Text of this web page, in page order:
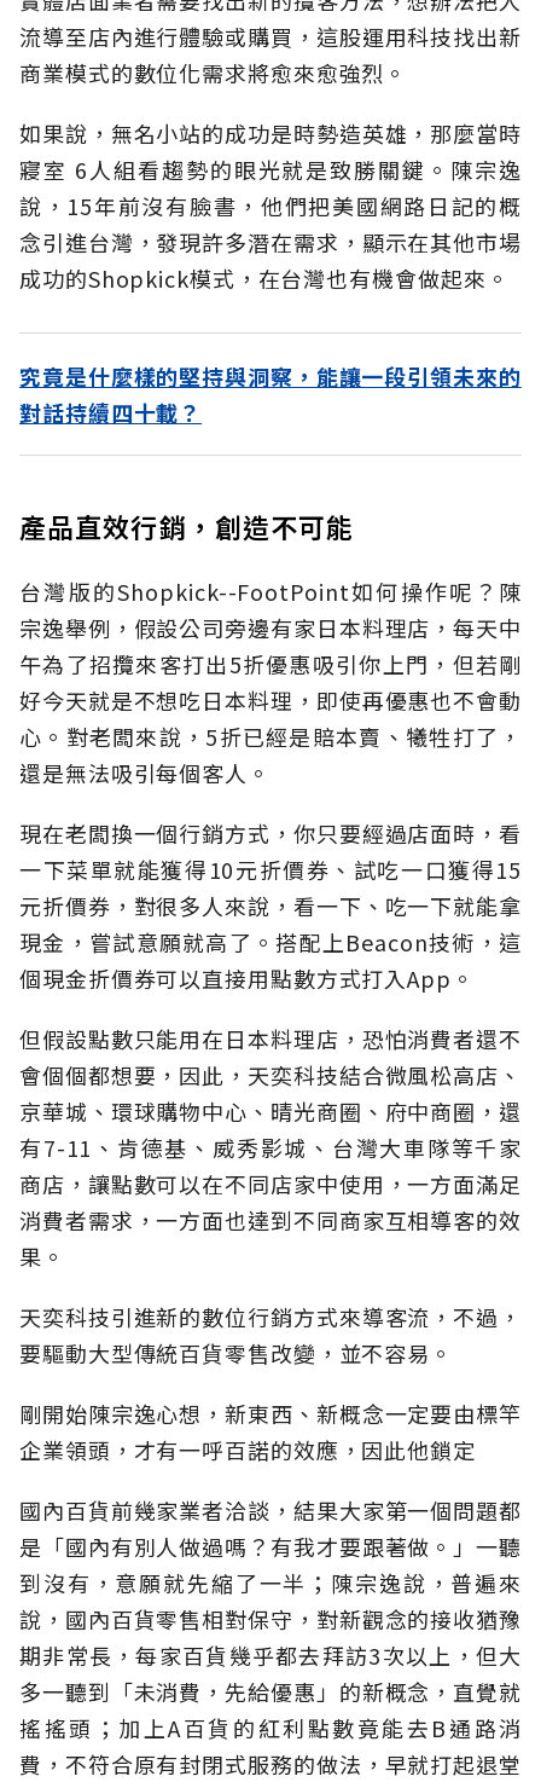
流導至店內進行體驗或購買，這股運用科技找出新
商業模式的數位化需求將愈來愈強烈。
如果說，無名小站的成功是時勢造英雄，那麼當時
寢室 6人組看趨勢的眼光就是致勝關鍵。陳宗逸
說，15年前沒有臉書，他們把美國網路日記的概
念引進台灣，發現許多潛在需求，顯示在其他市場
成功的Shopkick模式，在台灣也有機會做起來。
究竟是什麼樣的堅持與洞察，能讓一段引領未來的
對話持續四十載？
產品直效行銷，創造不可能
台灣版的Shopkick--FootPoint如何操作呢？陳
宗逸舉例，假設公司旁邊有家日本料理店，每天中
午為了招攬來客打出5折優惠吸引你上門，但若剛
好今天就是不想吃日本料理，即使再優惠也不會動
心。對老闆來說，5折已經是賠本賣、犧牲打了，
還是無法吸引每個客人。
現在老闆換一個行銷方式，你只要經過店面時，看
一下菜單就能獲得10元折價券、試吃一口獲得15
元折價券，對很多人來說，看一下、吃一下就能拿
現金，嘗試意願就高了。搭配上Beacon技術，這
個現金折價券可以直接用點數方式打入App。
但假設點數只能用在日本料理店，恐怕消費者還不
會個個都想要，因此，天奕科技結合微風松高店、
京華城、環球購物中心、晴光商圈、府中商圈，還
有7-11、肯德基、威秀影城、台灣大車隊等千家
商店，讓點數可以在不同店家中使用，一方面滿足
消費者需求，一方面也達到不同商家互相導客的效
果。
天奕科技引進新的數位行銷方式來導客流，不過，
要驅動大型傳統百貨零售改變，並不容易。
剛開始陳宗逸心想，新東西、新概念一定要由標竿
企業領頭，才有一呼百諾的效應，因此他鎖定
國內百貨前幾家業者洽談，結果大家第一個問題都
是「國內有別人做過嗎？有我才要跟著做。」一聽
到沒有，意願就先縮了一半；陳宗逸說，普遍來
說，國內百貨零售相對保守，對新觀念的接收猶豫
期非常長，每家百貨幾乎都去拜訪3次以上，但大
多一聽到「未消費，先給優惠」的新概念，直覺就
搖搖頭；加上A百貨的紅利點數竟能去B通路消
費，不符合原有封閉式服務的做法，早就打起退堂